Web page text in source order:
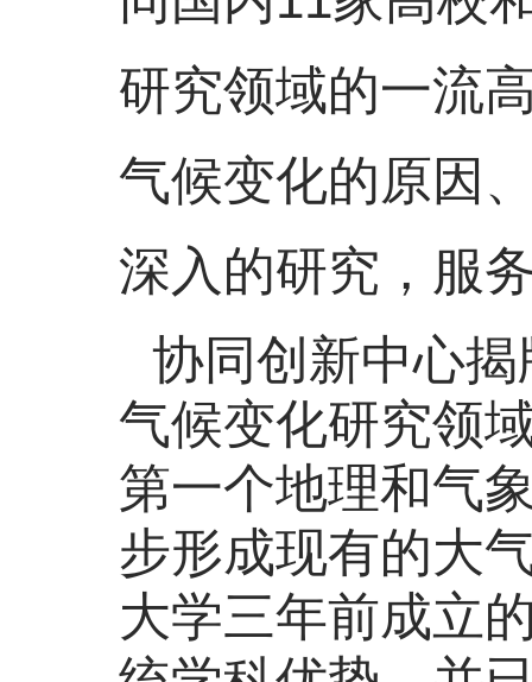
研究领域的一流
气候变化的原因
深入的研究，服
协同创新中心
气候变化研究领
第一个地理和气
步形成现有的大
大学三年前成立